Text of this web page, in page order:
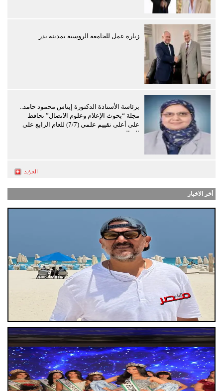
زيارة عمل للجامعة الروسية بمدينة بدر
برئاسة الأستاذة الدكتورة إيناس محمود حامد..
مجلة “بحوث الإعلام وعلوم الاتصال” تحافظ
على أعلى تقييم علمي (7/7) للعام الرابع على
التوالي
أخر الاخبار